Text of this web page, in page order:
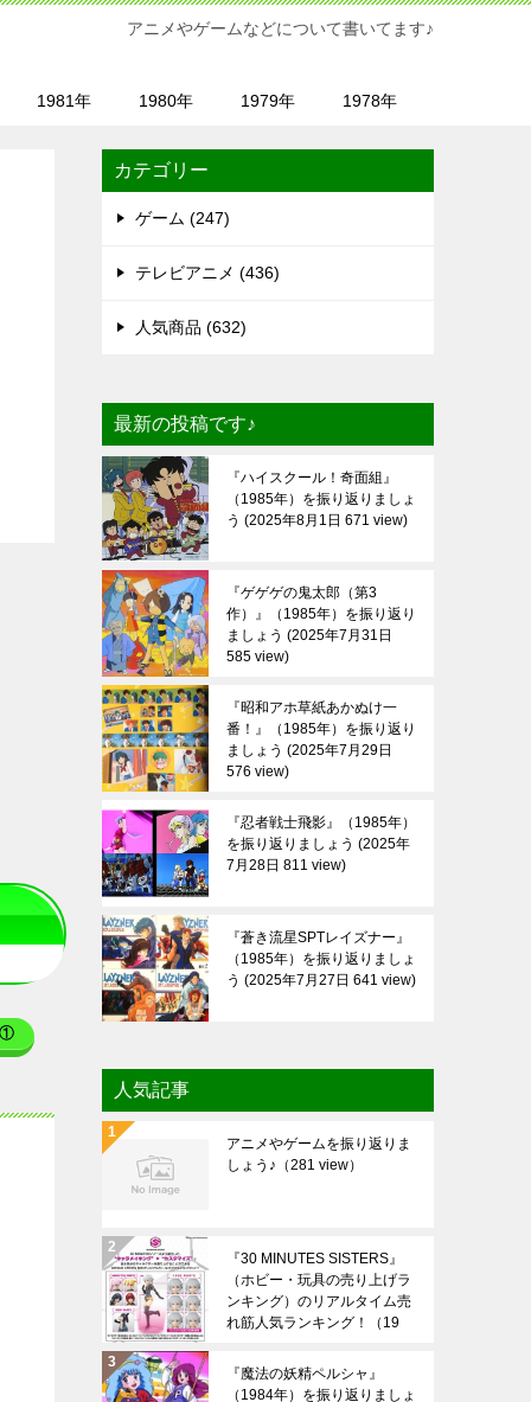
アニメやゲームなどについて書いてます♪
1981年 1980年 1979年 1978年
①
カテゴリー
ゲーム (247)
テレビアニメ (436)
人気商品 (632)
最新の投稿です♪
『ハイスクール！奇面組』
（1985年）を振り返りましょ
う
2025年8月1日 671 view
『ゲゲゲの鬼太郎（第3
作）』（1985年）を振り返り
ましょう
2025年7月31日
585 view
『昭和アホ草紙あかぬけ一
番！』（1985年）を振り返り
ましょう
2025年7月29日
576 view
『忍者戦士飛影』（1985年）
を振り返りましょう
2025年
7月28日 811 view
『蒼き流星SPTレイズナー』
（1985年）を振り返りましょ
う
2025年7月27日 641 view
人気記事
アニメやゲームを振り返りま
しょう♪ （281 view）
『30 MINUTES SISTERS』
（ホビー・玩具の売り上げラ
ンキング）のリアルタイム売
れ筋人気ランキング！
（19
『魔法の妖精ペルシャ』
（1984年）を振り返りましょ